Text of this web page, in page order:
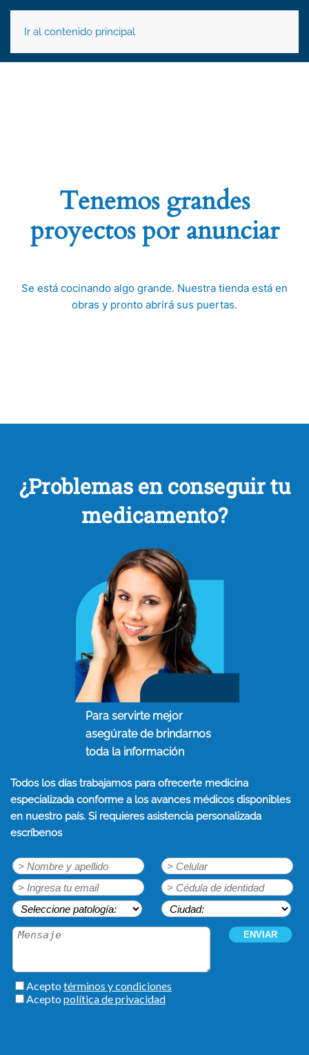
Ir al contenido principal
Tenemos grandes
proyectos por anunciar
Se está cocinando algo grande. Nuestra tienda está en
obras y pronto abrirá sus puertas.
¿Problemas en conseguir tu
medicamento?
Para servirte mejor
asegúrate de brindarnos
toda la información
Todos los días trabajamos para ofrecerte medicina
especializada conforme a los avances médicos disponibles
en nuestro país. Si requieres asistencia personalizada
escríbenos